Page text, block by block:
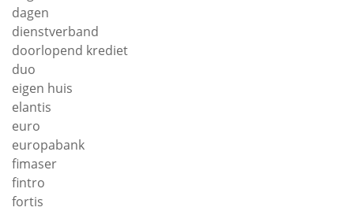
dagen
dienstverband
doorlopend krediet
duo
eigen huis
elantis
euro
europabank
fimaser
fintro
fortis